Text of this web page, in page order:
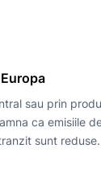
sau prin
ca emisiile
sunt reduse.